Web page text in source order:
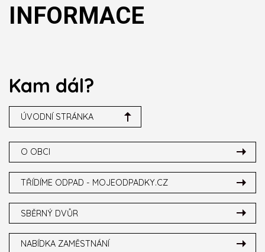
INFORMACE
Kam dál?
ÚVODNÍ STRÁNKA
O OBCI
TŘÍDÍME ODPAD - MOJEODPADKY.CZ
SBĚRNÝ DVŮR
NABÍDKA ZAMĚSTNÁNÍ